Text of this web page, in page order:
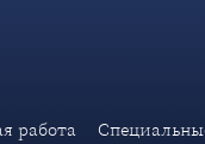
работа
форума